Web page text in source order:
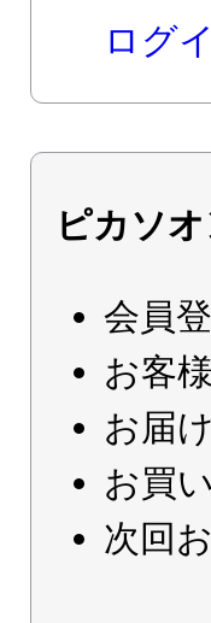
ログ
ピカソ
会員
お客
お届
お買
次回